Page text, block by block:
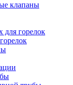
клапаны
для горелок